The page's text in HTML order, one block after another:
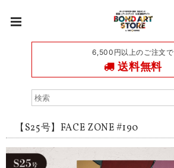
6,500円以上のご注文で
送料無料
【S25号】FACE ZONE #190